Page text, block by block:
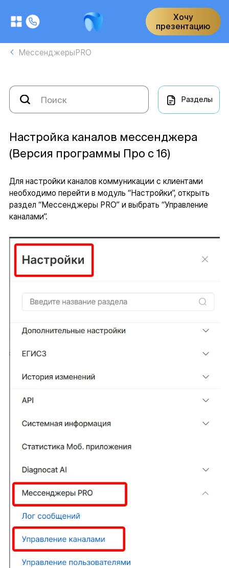
Хочу
презентацию
МессенджерыPRO
Разделы
Настройка каналов мессенджера
(Версия программы Про с 16)
Для настройки каналов коммуникации с клиентами
необходимо перейти в модуль “Настройки”, открыть
раздел “Мессенджеры PRO” и выбрать “Управление
каналами”.